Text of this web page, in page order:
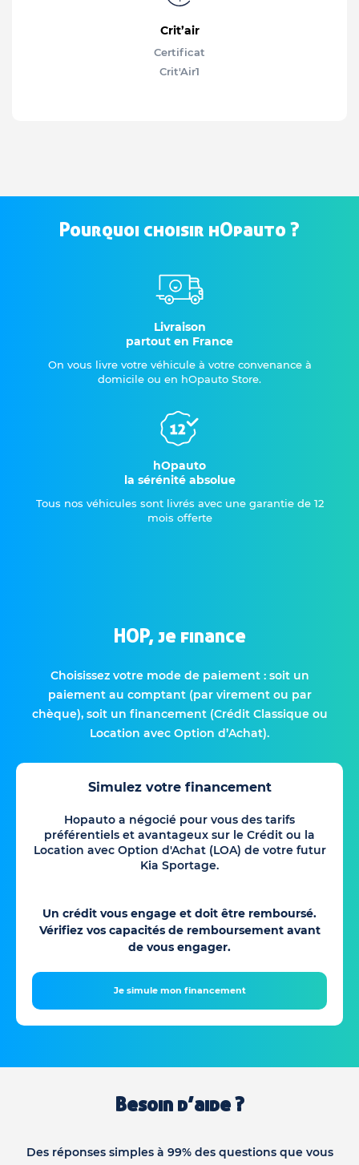
Crit’air
Certificat
Crit'Air1
Pourquoi choisir hOpauto ?
Livraison
partout en France
On vous livre votre véhicule à votre convenance à
domicile ou en hOpauto Store.
hOpauto
la sérénité absolue
Tous nos véhicules sont livrés avec une garantie de 12
mois offerte
HOP, je finance
Choisissez votre mode de paiement : soit un
paiement au comptant (par virement ou par
chèque), soit un financement (Crédit Classique ou
Location avec Option d’Achat).
Simulez votre financement
Hopauto a négocié pour vous des tarifs
préférentiels et avantageux sur le Crédit ou la
Location avec Option d'Achat (LOA) de votre futur
Kia Sportage.
Un crédit vous engage et doit être remboursé.
Vérifiez vos capacités de remboursement avant
de vous engager.
Je simule mon financement
Besoin d’aide ?
Des réponses simples à 99% des questions que vous